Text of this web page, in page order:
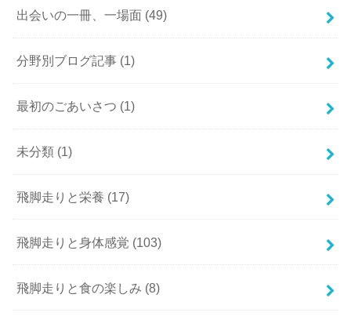
出会いの一冊、一場面 (49)
分野別ブログ記事 (1)
最初のごあいさつ (1)
未分類 (1)
飛脚走りと栄養 (17)
飛脚走りと身体感覚 (103)
飛脚走りと食の楽しみ (8)